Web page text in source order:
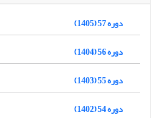
دوره 57 (1405)
دوره 56 (1404)
دوره 55 (1403)
دوره 54 (1402)